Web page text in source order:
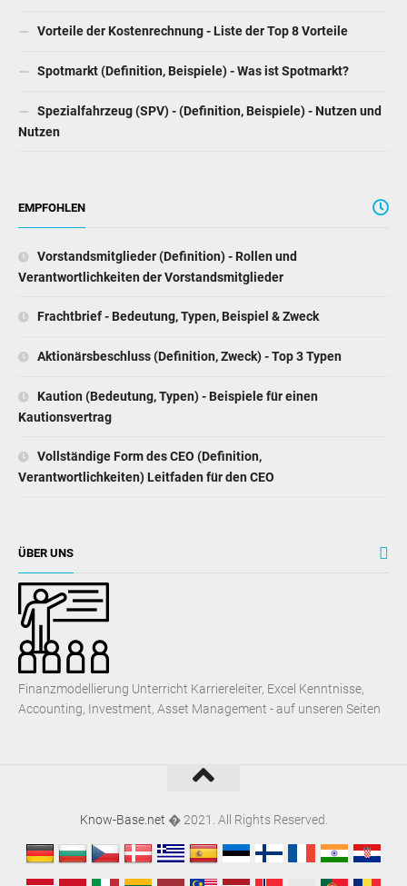
Vorteile der Kostenrechnung - Liste der Top 8 Vorteile
Spotmarkt (Definition, Beispiele) - Was ist Spotmarkt?
Spezialfahrzeug (SPV) - (Definition, Beispiele) - Nutzen und
Nutzen
EMPFOHLEN
Vorstandsmitglieder (Definition) - Rollen und
Verantwortlichkeiten der Vorstandsmitglieder
Frachtbrief - Bedeutung, Typen, Beispiel & Zweck
Aktionärsbeschluss (Definition, Zweck) - Top 3 Typen
Kaution (Bedeutung, Typen) - Beispiele für einen
Kautionsvertrag
Vollständige Form des CEO (Definition,
Verantwortlichkeiten) Leitfaden für den CEO
ÜBER UNS
Finanzmodellierung Unterricht Karriereleiter, Excel Kenntnisse,
Accounting, Investment, Asset Management - auf unseren Seiten
Know-Base.net � 2021. All Rights Reserved.